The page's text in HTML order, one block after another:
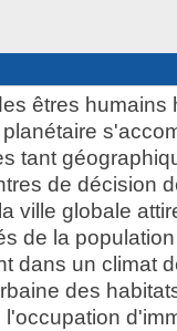
êtres humains
tant
de décision
ville globale
de la
dans un climat
des